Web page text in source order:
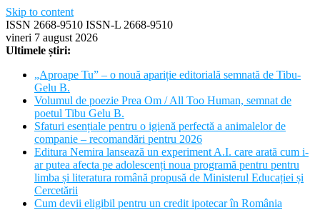
Skip to content
ISSN 2668-9510 ISSN-L 2668-9510
vineri 7 august 2026
Ultimele știri:
„Aproape Tu” – o nouă apariție editorială semnată de Tibu-
Gelu B.
Volumul de poezie Prea Om / All Too Human, semnat de
poetul Tibu Gelu B.
Sfaturi esențiale pentru o igienă perfectă a animalelor de
companie – recomandări pentru 2026
Editura Nemira lansează un experiment A.I. care arată cum i-
ar putea afecta pe adolescenți noua programă pentru pentru
limba și literatura română propusă de Ministerul Educației și
Cercetării
Cum devii eligibil pentru un credit ipotecar în România